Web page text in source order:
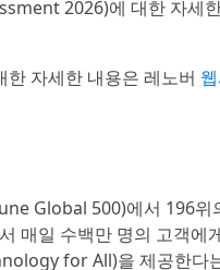
2026)에 대한 자세
자세한 내용은 레노버
Global 500)에서 196위
매일 수백만 명의 고객에
for All)을 제공한다